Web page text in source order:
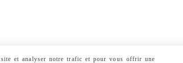
et analyser notre trafic et pour vous offrir une